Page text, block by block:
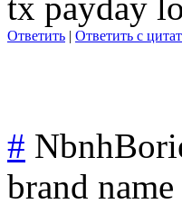
tx payday
Ответить | Ответить с
#
brand